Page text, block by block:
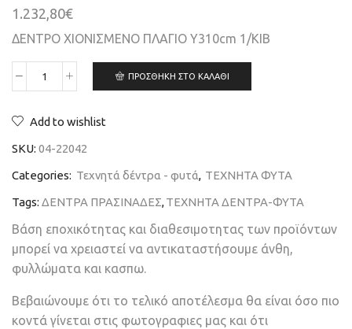
1.232,80€
ΔΕΝΤΡΟ ΧΙΟΝΙΣΜΕΝΟ ΠΛΑΓΙΟ Y310cm 1/ΚΙΒ
ΠΡΟΣΘΉΚΗ ΣΤΟ ΚΑΛΆΘΙ
Add to wishlist
SKU: 04-22042
Categories: Τεχνητά δέντρα - φυτά, ΤΕΧΝΗΤΑ ΦΥΤΑ
Tags: ΔΕΝΤΡΑ ΠΡΑΣΙΝΑΔΕΣ,ΤΕΧΝΗΤΑ ΔΕΝΤΡΑ-ΦΥΤΑ
Βάση εποχικότητας και διαθεσιμοτητας των προϊόντων
μπορεί να χρειαστεί να αντικαταστήσουμε άνθη,
φυλλώματα και κασπω.
Βεβαιώνουμε ότι το τελικό αποτέλεσμα θα είναι όσο πιο
κοντά γίνεται στις φωτογραφιες μας και ότι